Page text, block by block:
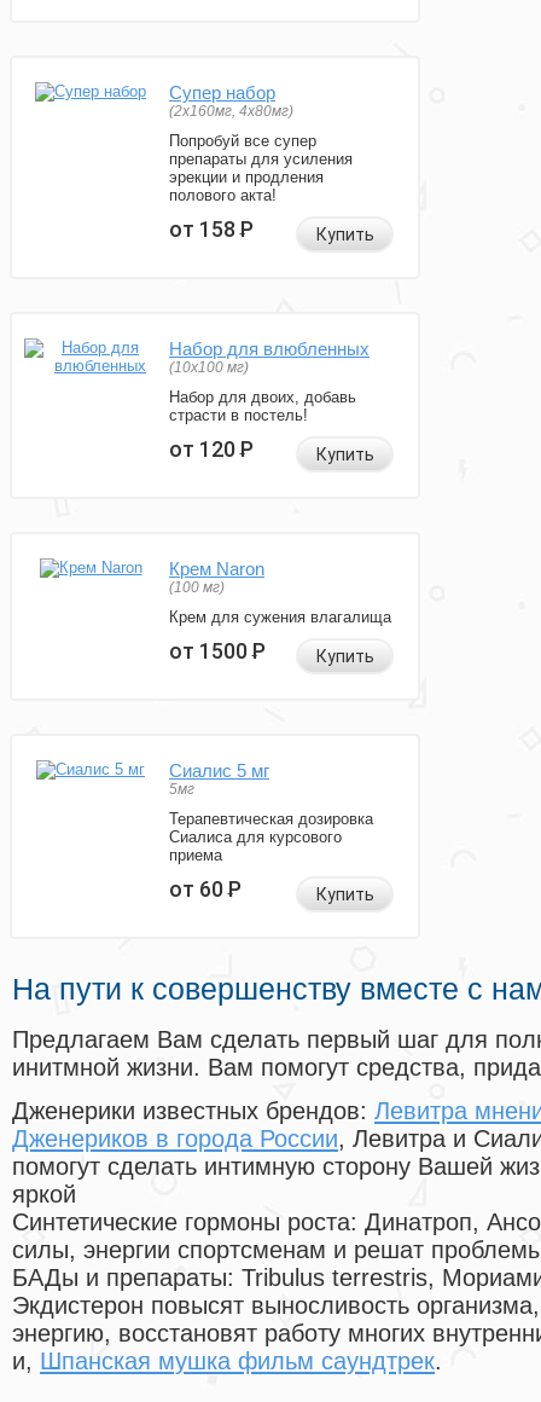
Супер набор
(2х160мг, 4х80мг)
Попробуй все супер
препараты для усиления
эрекции и продления
полового акта!
от 158Р Купить
Набор для влюбленных
(10х100 мг)
Набор для двоих, добавь
страсти в постель!
от 120Р Купить
Крем Naron
(100 мг)
Крем для сужения влагалища
от 1500Р Купить
Сиалис 5 мг
5мг
Терапевтическая дозировка
Сиалиса для курсового
приема
от 60Р Купить
На пути к совершенству вместе с
Предлагаем Вам сделать первый шаг для
инитмной жизни. Вам помогут средства,
Дженерики известных брендов: Левитра
Дженериков в города России, Левитра и
помогут сделать интимную сторону Вашей
яркой
Синтетические гормоны роста: Динатроп,
силы, энергии спортсменам и решат
БАДы и препараты: Tribulus terrestris,
Экдистерон повысят выносливость
энергию, восстановят работу многих
и, Шпанская мушка фильм саундтрек.